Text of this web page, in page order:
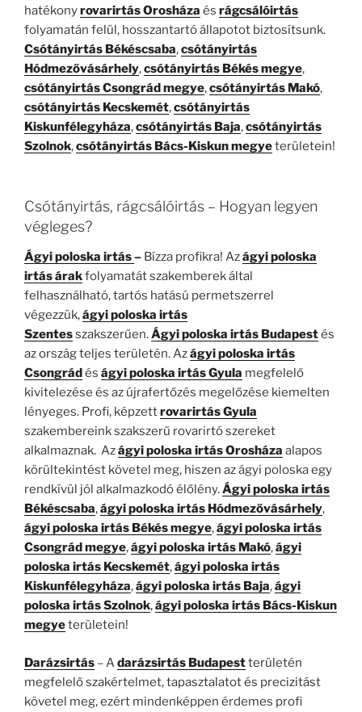
hatékonyrovarirtás Orosháza és rágcsálóirtás
folyamatán felül, hosszantartó állapotot biztosítsunk.
Csótányirtás Békéscsaba,csótányirtás
Hódmezővásárhely,csótányirtás Békés megye,
csótányirtás Csongrád megye,csótányirtás Makó,
csótányirtás Kecskemét,csótányirtás
Kiskunfélegyháza,csótányirtás Baja,csótányirtás
Szolnok,csótányirtás Bács-Kiskun megyeterületein!
Csótányirtás, rágcsálóirtás – Hogyan legyen
végleges?
Ágyi poloska irtás– Bízza profikra! Azágyi poloska
irtás árakfolyamatát szakemberek által
felhasználható, tartós hatású permetszerrel
végezzük,ágyi poloska irtás
Szentesszakszerűen.Ágyi poloska irtás Budapestés
az ország teljes területén. Azágyi poloska irtás
Csongrád és ágyi poloska irtás Gyula megfelelő
kivitelezése és az újrafertőzés megelőzése kiemelten
lényeges. Profi, képzettrovarirtás Gyula
szakembereink szakszerű rovarirtó szereket
alkalmaznak. Azágyi poloska irtás Orosháza alapos
körültekintést követel meg, hiszen az ágyi poloska egy
rendkívül jól alkalmazkodó élőlény.Ágyi poloska irtás
Békéscsaba,ágyi poloska irtás Hódmezővásárhely,
ágyi poloska irtás Békés megye,ágyi poloska irtás
Csongrád megye,ágyi poloska irtás Makó,ágyi
poloska irtás Kecskemét,ágyi poloska irtás
Kiskunfélegyháza,ágyi poloska irtás Baja,ágyi
poloska irtás Szolnok,ágyi poloska irtás Bács-Kiskun
megyeterületein!
Darázsirtás – Adarázsirtás Budapestterületén
megfelelő szakértelmet, tapasztalatot és precizitást
követel meg, ezért mindenképpen érdemes profi